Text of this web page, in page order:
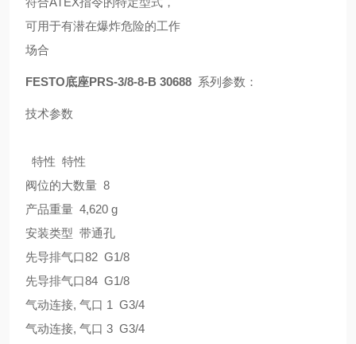
可用于有潜在爆炸危险的工作
场合
FESTO底座PRS-3/8-8-B 30688 系列参数：
技术参数
特性 特性
阀位的大数量 8
产品重量 4,620 g
安装类型 带通孔
先导排气口82 G1/8
先导排气口84 G1/8
气动连接, 气口 1 G3/4
气动连接, 气口 3 G3/4